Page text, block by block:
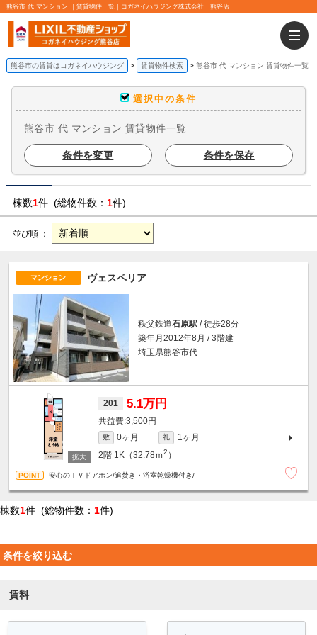
熊谷市 代 マンション ｜賃貸物件一覧｜コガネイハウジング株式会社 熊谷店
熊谷市の賃貸はコガネイハウジング 賃貸物件検索 熊谷市 代 マンション 賃貸物件一覧
選択中の条件
熊谷市 代 マンション 賃貸物件一覧
条件を変更 条件を保存
棟数1件 (総物件数： 1件)
並び順 ：
マンション ヴェスペリア
秩父鉄道石原駅 / 徒歩28分
築年月2012年8月 / 3階建
埼玉県熊谷市代
201 5.1万円
3,500円
敷 0ヶ月 礼
1ヶ月
2階 1K（32.78ｍ2 ）
安心のＴＶドアホン/追焚き・浴室乾燥機付き/
棟数1件 (総物件数： 1件)
条件を絞り込む
賃料